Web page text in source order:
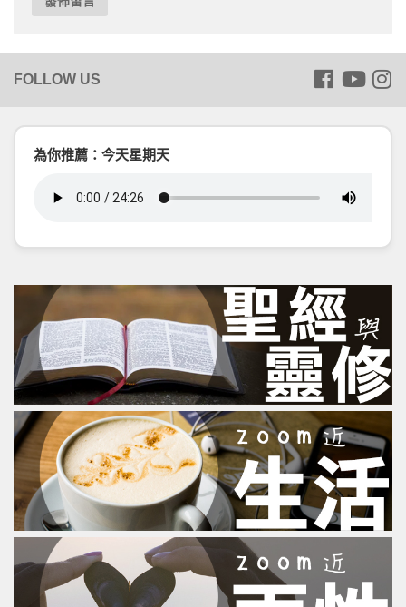
為你推薦：今天星期天